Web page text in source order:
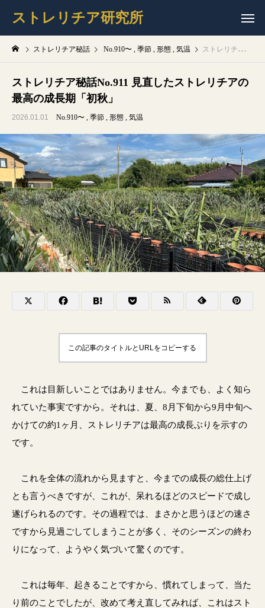
ストレリチア研究所
ストレリチア秘話 No.910〜 季節 形態 気温 ストレリチア秘話No.911 見直したストレリチアの最高の成長期「初秋」
ストレリチア秘話No.911 見直したストレリチアの
最高の成長期「初秋」
2026.01.01 No.910〜 季節 形態 気温
この記事のタイトルとURLをコピーする
これは目新しいことではありません。今までも、よく知ら
れていた事実ですから。それは、夏、8月下旬から9月中旬へ
かけての約1ヶ月、ストレリチアは最高の成長ぶりを示すの
です。
これを全体の流れから見ますと、今までの成長の総仕上げ
とも言うべきですが、これが、呆れるほどのスピードで成し
遂げられるのです。その過程では、まさかと思うほどの速さ
ですから見過ごしてしまうことが多く、そのシーズンの終わ
りになって、ようやく気づいて驚くのです。
これは毎年、起きることですから、慣れてしまって、当た
り前のことでしたが、改めて考え直してみれば、これはスト